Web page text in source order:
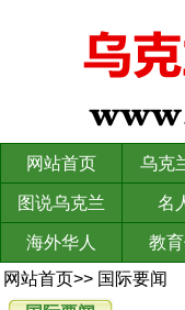
网站首页 乌克
图说乌克兰 名
海外华人 教
网站首页>> 国际要闻